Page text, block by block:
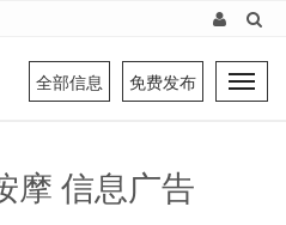
免费发布
全部信息
摩 信息广告